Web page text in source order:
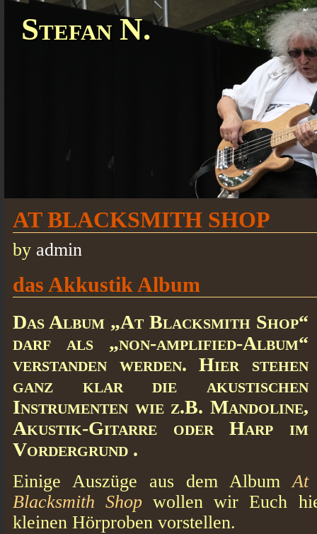
Stefan N.
AT BLACKSMITH SHOP
by admin
das Akkustik Album
Das Album „At Blacksmith Shop“
darf als „non-amplified-Album“
verstanden werden. Hier stehen
ganz klar die akustischen
Instrumenten wie z.B. Mandoline,
Akustik-Gitarre oder Harp im
Vordergrund .
Einige Auszüge aus dem AlbumAt
Blacksmith Shop wollen wir Euch
kleinen Hörproben vorstellen.